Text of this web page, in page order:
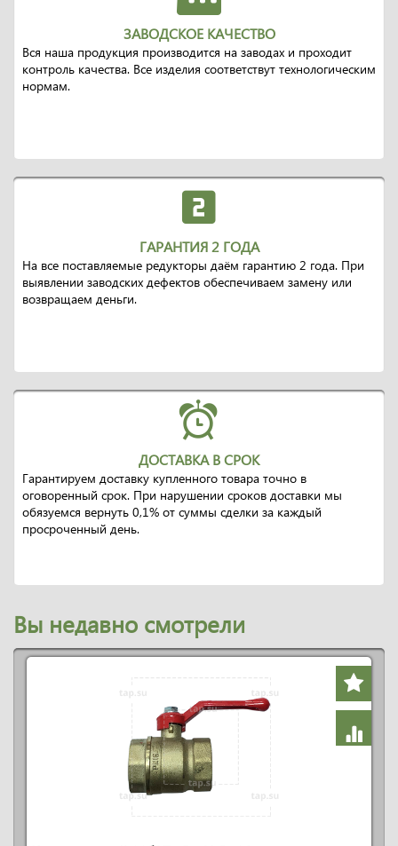
ЗАВОДСКОЕ КАЧЕСТВО
Вся наша продукция производится на заводах и проходит
контроль качества. Все изделия соответствут технологическим
нормам.
ГАРАНТИЯ 2 ГОДА
На все поставляемые редукторы даём гарантию 2 года. При
выявлении заводских дефектов обеспечиваем замену или
возвращаем деньги.
ДОСТАВКА В СРОК
Гарантируем доставку купленного товара точно в
оговоренный срок. При нарушении сроков доставки мы
обязуемся вернуть 0,1% от суммы сделки за каждый
просроченный день.
Вы недавно смотрели